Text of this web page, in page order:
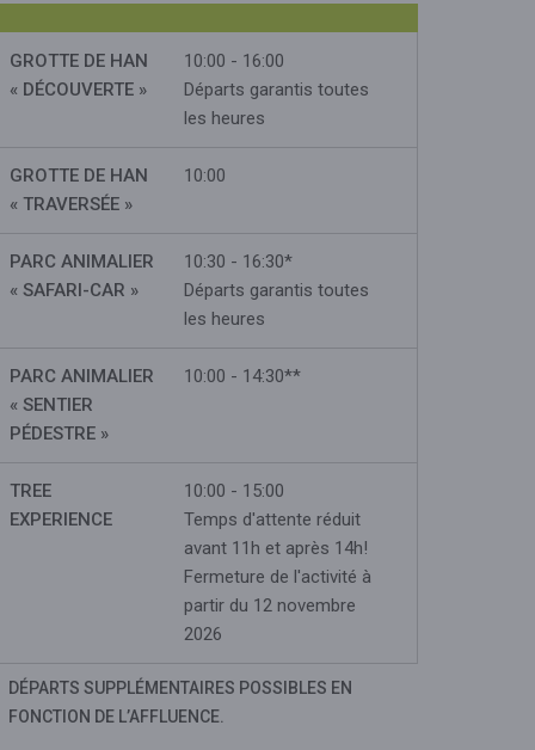
GROTTE DE HAN
« DÉCOUVERTE »
10:00 - 16:00
Départs garantis toutes
les heures
GROTTE DE HAN
« TRAVERSÉE »
10:00
PARC ANIMALIER
« SAFARI-CAR »
10:30 - 16:30*
Départs garantis toutes
les heures
PARC ANIMALIER
« SENTIER
PÉDESTRE »
10:00 - 14:30**
TREE
EXPERIENCE
10:00 - 15:00
Temps d'attente réduit
avant 11h et après 14h!
Fermeture de l'activité à
partir du 12 novembre
2026
DÉPARTS SUPPLÉMENTAIRES POSSIBLES EN
FONCTION DE L’AFFLUENCE.